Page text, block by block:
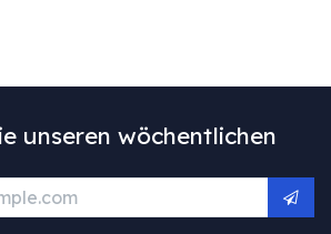
unseren wöchentlichen